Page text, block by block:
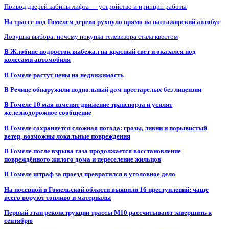
Привод дверей кабины лифта — устройство и принцип работы
На трассе под Гомелем дерево рухнуло прямо на пассажирский автобус
Ловушка выбора: почему покупка телевизора стала квестом
В Жлобине подросток выбежал на красный свет и оказался под
колесами автомобиля
В Гомеле растут цены на недвижимость
В Речице обнаружили подпольный дом престарелых без лицензии
В Гомеле 10 мая изменят движение транспорта и усилят
железнодорожное сообщение
В Гомеле сохраняется сложная погода: грозы, ливни и порывистый
ветер, возможны локальные повреждения
В Гомеле после взрыва газа продолжается восстановление
повреждённого жилого дома и переселение жильцов
В Гомеле штраф за проезд превратился в уголовное дело
На посевной в Гомельской области выявили 16 преступлений: чаще
всего воруют топливо и материалы
Первый этап реконструкции трассы М10 рассчитывают завершить к
сентябрю